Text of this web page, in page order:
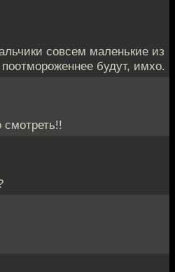
совсем маленькие из
будут, имхо.
смотреть!!